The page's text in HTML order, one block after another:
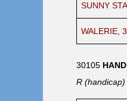
SUNNY
WALERIE, 3
30105
R